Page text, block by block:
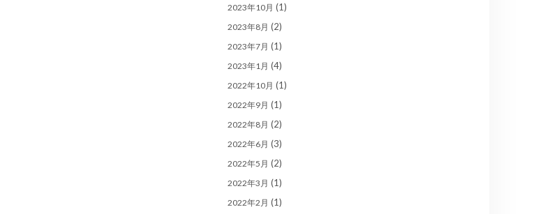
2023年10月 (1)
2023年8月 (2)
2023年7月 (1)
2023年1月 (4)
2022年10月 (1)
2022年9月 (1)
2022年8月 (2)
2022年6月 (3)
2022年5月 (2)
2022年3月 (1)
2022年2月 (1)